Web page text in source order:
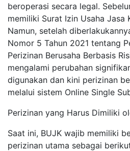
beroperasi secara legal.
memiliki Surat Izin Usaha Jasa
Namun, setelah
Nomor 5 Tahun 2021 tentang
Perizinan Berusaha Berbasis
mengalami perubahan
digunakan dan kini perizinan
melalui sistem Online Single
Perizinan yang Harus Dimiliki
Saat ini, BUJK wajib memiliki
perizinan utama sebagai